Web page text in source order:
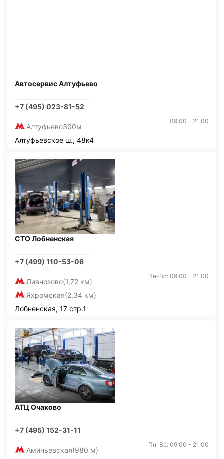
Автосервис Алтуфьево
+7 (495) 023-81-52
Алтуфьево300м
09:00 - 21:00
Алтуфьевское ш., 48к4
СТО Лобненская
+7 (499) 110-53-06
Лианозово(1,72 км)
Яхромская(2,34 км)
Пн-Вс: 09:00 - 21:00
Лобненская, 17 стр.1
АТЦ Очаково
+7 (495) 152-31-11
Аминьевская(980 м)
Пн-Вс: 09:00 - 21:00